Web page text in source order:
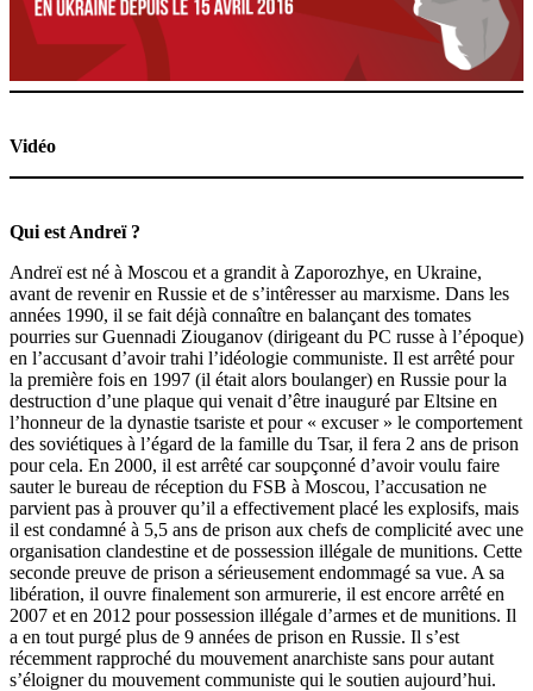
Vidéo
Qui est Andreï ?
Andreï est né à Moscou et a grandit à Zaporozhye, en Ukraine,
avant de revenir en Russie et de s’intêresser au marxisme. Dans les
années 1990, il se fait déjà connaître en balançant des tomates
pourries sur Guennadi Ziouganov (dirigeant du PC russe à l’époque)
en l’accusant d’avoir trahi l’idéologie communiste. Il est arrêté pour
la première fois en 1997 (il était alors boulanger) en Russie pour la
destruction d’une plaque qui venait d’être inauguré par Eltsine en
l’honneur de la dynastie tsariste et pour « excuser » le comportement
des soviétiques à l’égard de la famille du Tsar, il fera 2 ans de prison
pour cela. En 2000, il est arrêté car soupçonné d’avoir voulu faire
sauter le bureau de réception du FSB à Moscou, l’accusation ne
parvient pas à prouver qu’il a effectivement placé les explosifs, mais
il est condamné à 5,5 ans de prison aux chefs de complicité avec une
organisation clandestine et de possession illégale de munitions. Cette
seconde preuve de prison a sérieusement endommagé sa vue. A sa
libération, il ouvre finalement son armurerie, il est encore arrêté en
2007 et en 2012 pour possession illégale d’armes et de munitions. Il
a en tout purgé plus de 9 années de prison en Russie. Il s’est
récemment rapproché du mouvement anarchiste sans pour autant
s’éloigner du mouvement communiste qui le soutien aujourd’hui.